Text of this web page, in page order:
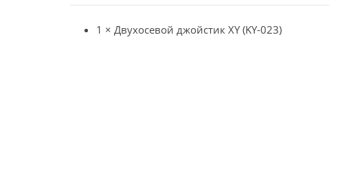
1 × Двухосевой джойстик XY (KY-023)